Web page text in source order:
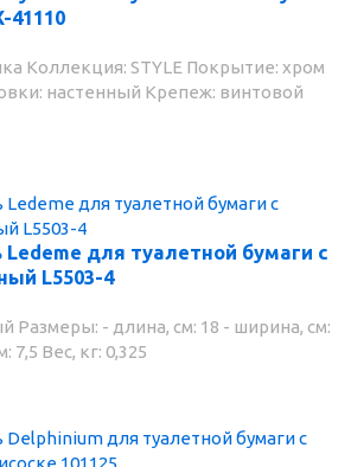
41110
Коллекция: STYLE Покрытие: хром
настенный Крепеж: винтовой
для туалетной бумаги с
L5503-4
Размеры: - длина, см: 18 - ширина, см:
7,5 Вес, кг: 0,325